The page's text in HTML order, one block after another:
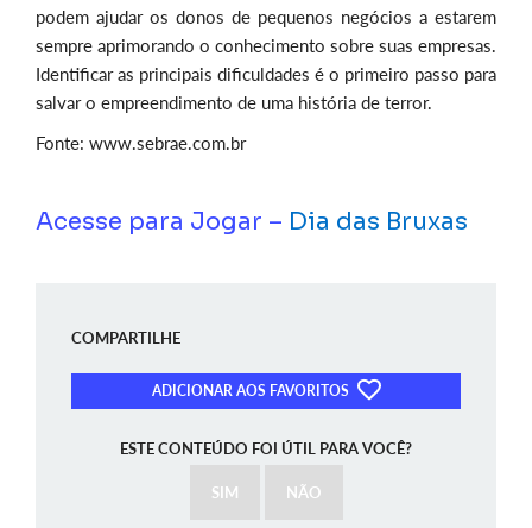
podem ajudar os donos de pequenos negócios a estarem
sempre aprimorando o conhecimento sobre suas empresas.
Identificar as principais dificuldades é o primeiro passo para
salvar o empreendimento de uma história de terror.
Fonte: www.sebrae.com.br
Acesse para Jogar – Dia das Bruxas
COMPARTILHE
ADICIONAR AOS FAVORITOS
ESTE CONTEÚDO FOI ÚTIL PARA VOCÊ?
SIM NÃO